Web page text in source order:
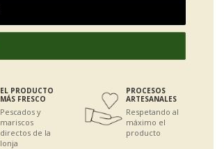
EL PRODUCTO
MÁS FRESCO
Pescados y
mariscos
directos de la
lonja
PROCESOS
ARTESANALES
Respetando al
máximo el
producto